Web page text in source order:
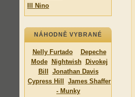
Ill Nino
NÁHODNĚ VYBRANÉ
Nelly Furtado
Depeche
Mode
Nightwish
Divokej
Bill
Jonathan Davis
Cypress Hill
James Shaffer
- Munky